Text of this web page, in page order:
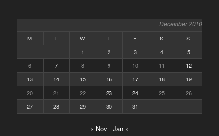
December 2010
M T W T F S
S
1
2 3 4
5
6
7 8 9 10 11
12
13
14 15 16 17 18
19
20
21 22 23 24 25
26
27
28 29 30 31
« Nov Jan »